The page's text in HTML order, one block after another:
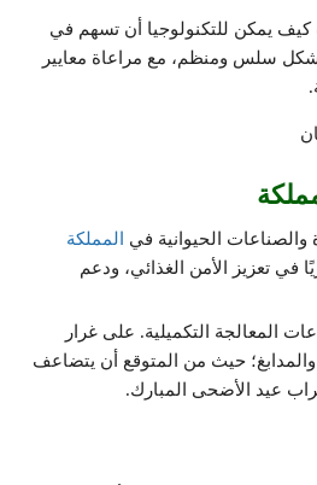
كيف يمكن للتكنولوجيا أن تسهم في
بشكل سلس ومنظم، مع مراعاة معايير
الحيوانية في
المملكة
في تعزيز الأمن الغذائي، ودعم
المعالجة التكميلية. على غرار
حيث من المتوقع أن يتضاعف
عيد الأضحى المبارك.